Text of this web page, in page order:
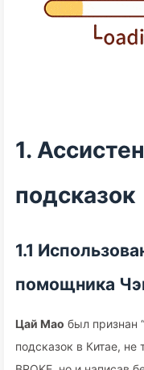
1.
подсказок
1.1
помощника
Цай Мао был признан
подсказок в Китае,